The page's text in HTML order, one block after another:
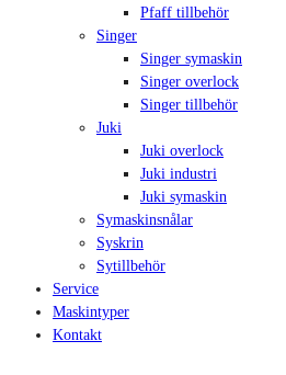
Pfaff tillbehör
Singer
Singer symaskin
Singer overlock
Singer tillbehör
Juki
Juki overlock
Juki industri
Juki symaskin
Symaskinsnålar
Syskrin
Sytillbehör
Service
Maskintyper
Kontakt